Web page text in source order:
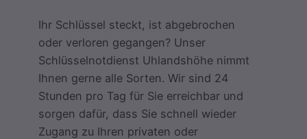
Ihr Schlüssel steckt, ist abgebrochen
oder verloren gegangen? Unser
Schlüsselnotdienst Uhlandshöhe nimmt
Ihnen gerne alle Sorten. Wir sind 24
Stunden pro Tag für Sie erreichbar und
sorgen dafür, dass Sie schnell wieder
Zugang zu Ihren privaten oder